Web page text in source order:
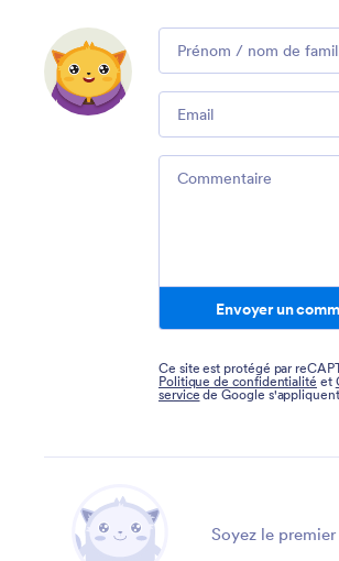
Envoyer un
Ce site est protégé par
Politique de confidentialité et
service de Google
Soyez le